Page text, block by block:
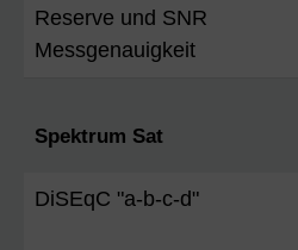
Reserve und SNR
Messgenauigkeit
Spektrum Sat
DiSEqC "a-b-c-d"